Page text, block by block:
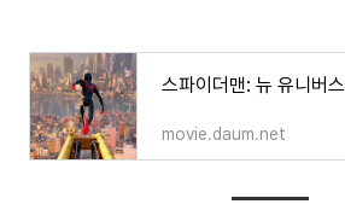
스파이더맨: 뉴 유니버스
movie.daum.net